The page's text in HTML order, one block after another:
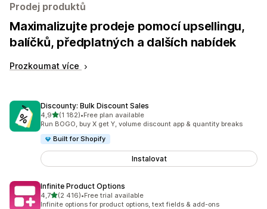
Prodej produktů
Maximalizujte prodeje pomocí upsellingu,
balíčků, předplatných a dalších nabídek
Prozkoumat více
Discounty: Bulk Discount Sales
4,9z 5 hvězd
(1 182)
Celkový počet recenzí: 1182
•Free plan available
Run BOGO, buy X get Y, volume discount app & quantity breaks
Built for Shopify
Instalovat
Infinite Product Options
4,7z 5 hvězd
(2 416)
Celkový počet recenzí: 2416
•Free trial available
Infinite options for product options, text fields & add-ons